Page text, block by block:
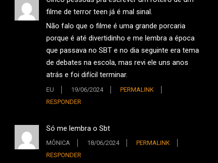
filme de terror teen já é mal sinal.
Não falo que o filme é uma grande porcaria
porque é até divertidinho e me lembra a época
que passava no SBT e no dia seguinte era tema
de debates na escola, mas revi ele uns anos
atrás e foi difícil terminar.
EU 19/06/2024
PERMALINK
RESPONDER
Só me lembra o Sbt
MÔNICA 18/06/2024
PERMALINK
RESPONDER